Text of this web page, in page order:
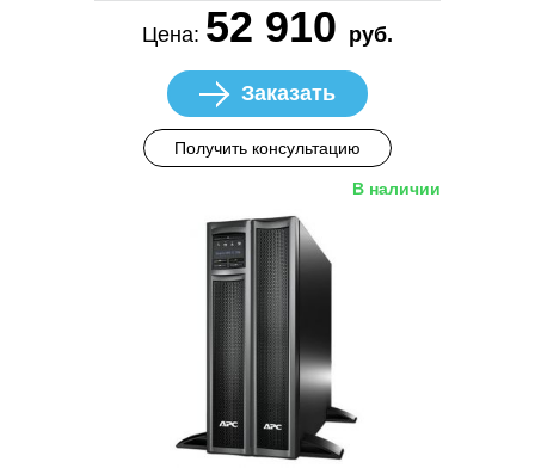
Цена: 52 910 руб.
Заказать
Получить консультацию
В наличии